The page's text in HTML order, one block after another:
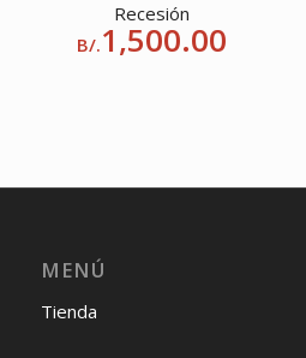
Recesión
B/.1,500.00
MENÚ
Tienda